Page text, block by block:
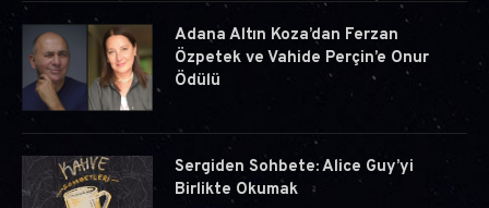
Adana Altın Koza’dan Ferzan
Özpetek ve Vahide Perçin’e Onur
Ödülü
Sergiden Sohbete: Alice Guy’yi
Birlikte Okumak